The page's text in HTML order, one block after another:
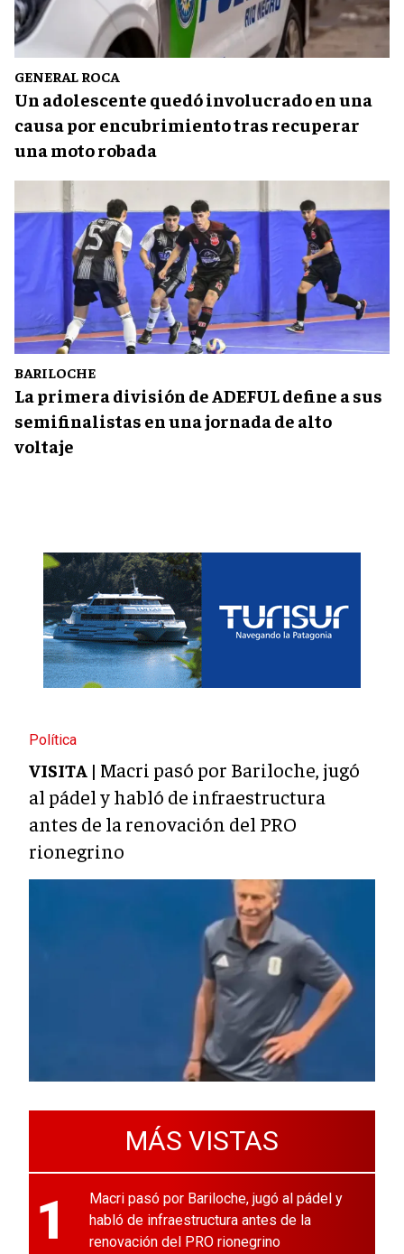
GENERAL ROCA
Un adolescente quedó involucrado en una
causa por encubrimiento tras recuperar
una moto robada
BARILOCHE
La primera división de ADEFUL define a sus
semifinalistas en una jornada de alto
voltaje
Política
VISITA | Macri pasó por Bariloche, jugó
al pádel y habló de infraestructura
antes de la renovación del PRO
rionegrino
MÁS VISTAS
1
Macri pasó por Bariloche, jugó al pádel y
habló de infraestructura antes de la
renovación del PRO rionegrino